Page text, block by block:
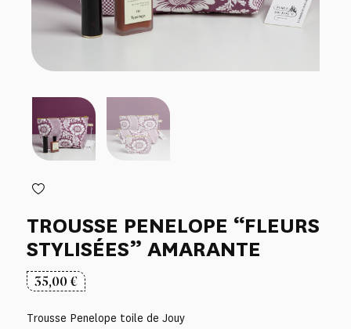
TROUSSE PENELOPE “FLEURS
STYLISÉES” AMARANTE
35,00€
Trousse Penelope toile de Jouy